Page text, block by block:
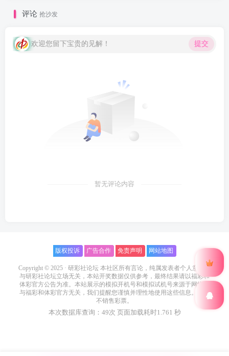
评论 抢沙发
欢迎您留下宝贵的见解！ 提交
暂无评论内容
版权投诉 广告合作 免责声明 网站地图
Copyright © 2025 · 研彩社论坛 本社区所有言论，纯属发表者个人意见，
与研彩社论坛立场无关，本站开奖数据仅供参考，最终结果请以福彩和
体彩官方公告为准。本站展示的模拟开机号和模拟试机号来源于网络，
与福彩和体彩官方无关，我们提醒您谨慎并理性地使用这些信息。本站
不销售彩票。
本次数据库查询：49次 页面加载耗时1.761 秒